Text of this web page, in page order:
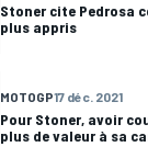
Stoner cite Pedrosa
plus appris
MOTOGP17 déc. 2021
Pour Stoner, avoir
plus de valeur à sa